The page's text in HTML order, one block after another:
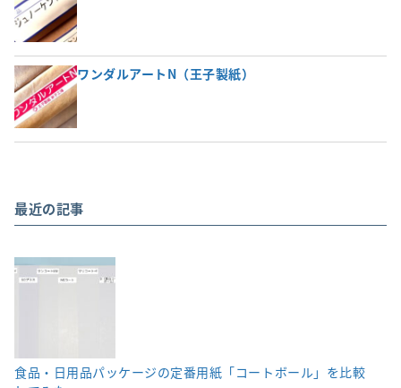
ワンダルアートN（王子製紙）
最近の記事
食品・日用品パッケージの定番用紙「コートボール」を比較